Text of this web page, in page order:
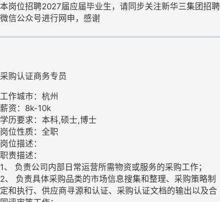
本岗位招聘2027届应届毕业生，请同步关注新华三集团招聘
微信公众号进行网申，感谢
采购认证商务专员
工作城市：杭州
薪资：8k-10k
学历要求：本科,硕士,博士
岗位性质：全职
岗位描述：
职责描述：
1、 负责公司内部日常运营所需物资或服务的采购工作；
2、 负责具体采购品类的市场信息搜集和整理、采购策略制
定和执行、供应商寻源和认证、采购认证文档的输出以及合